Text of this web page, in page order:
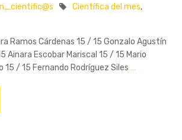
Científica del mes,
Ramos Cárdenas 15 / 15 Gonzalo Agustín
Ainara Escobar Mariscal 15 / 15 Mario
15 / 15 Fernando Rodríguez Siles …